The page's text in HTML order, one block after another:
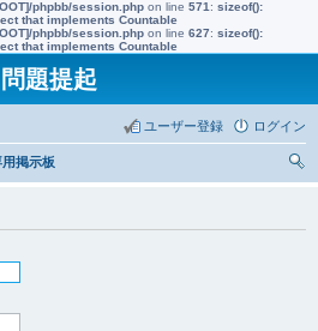
phpbb/session.php on line 571 : sizeof():
that implements Countable
phpbb/session.php on line 627: sizeof():
that implements Countable
問題提起
ログイン
ユーザー登録
掲示板